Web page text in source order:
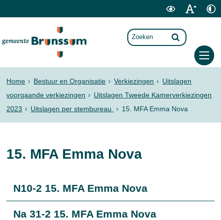
Home Bestuur en Organisatie Verkiezingen
Uitslagen
voorgaande verkiezingen
Uitslagen Tweede Kamerverkiezingen
2023
Uitslagen per stembureau 15. MFA Emma Nova
15. MFA Emma Nova
N10-2 15. MFA Emma Nova
Na 31-2 15. MFA Emma Nova